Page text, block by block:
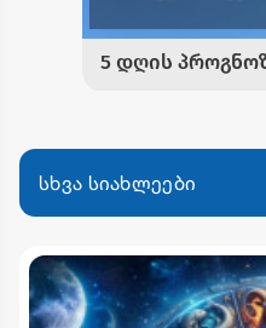
სხვა სიახლეები